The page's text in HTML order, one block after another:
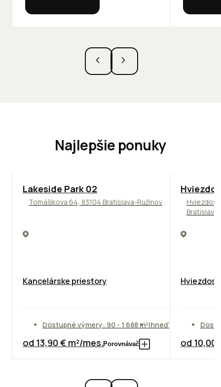
Najlepšie ponuky
ODPORÚČAME
Lakeside Park 02
Tomášikova 64, 83104 Bratislava-Ružinov
Kancelárske priestory
Dostupné výmery: 90 - 1 688 m²Ihneď
od 13,90 € m²/mes.Porovnávač od 10,00